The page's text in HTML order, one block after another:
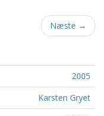
Næste →
2005
Karsten Gryet